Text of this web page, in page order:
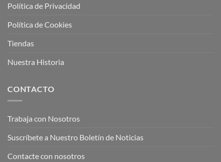
Política de Privacidad
Política de Cookies
Tiendas
Nuestra Historia
CONTACTO
Trabaja con Nosotros
Suscríbete a Nuestro Boletín de Noticias
Contacte con nosotros